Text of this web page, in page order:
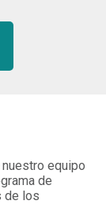
equipo
de
de los